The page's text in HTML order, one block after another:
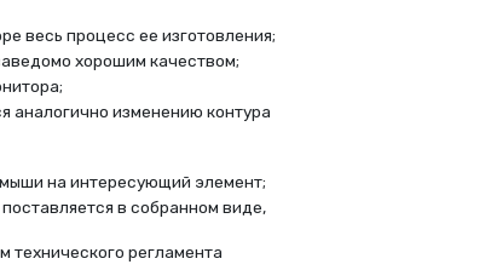
весь процесс ее изготовления;
хорошим качеством;
аналогично изменению контура
на интересующий элемент;
в собранном виде,
технического регламента